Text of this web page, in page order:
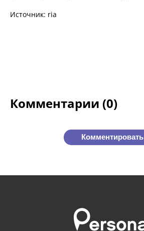
Источник: ria
Комментарии (0)
Комментировать